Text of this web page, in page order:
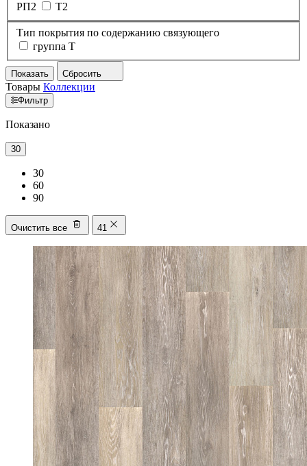
РП2
Т2
Тип покрытия по содержанию связующего
группа T
Показать Сбросить
Товары Коллекции
Фильтр
Показано
30
30
60
90
Очистить все 41